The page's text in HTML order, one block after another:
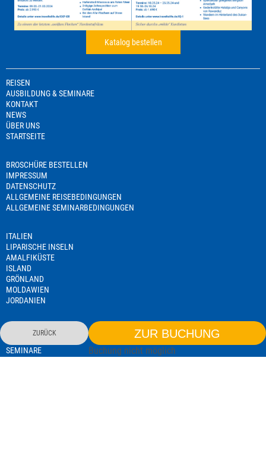
ZURÜCK ZUR BUCHUNG
Buchung nicht möglich
Katalog bestellen
REISEN
AUSBILDUNG & SEMINARE
KONTAKT
NEWS
ÜBER UNS
STARTSEITE
BROSCHÜRE BESTELLEN
IMPRESSUM
DATENSCHUTZ
ALLGEMEINE REISEBEDINGUNGEN
ALLGEMEINE SEMINARBEDINGUNGEN
ITALIEN
LIPARISCHE INSELN
AMALFIKÜSTE
ISLAND
GRÖNLAND
MOLDAWIEN
JORDANIEN
NAMIBIA
SEMINARE